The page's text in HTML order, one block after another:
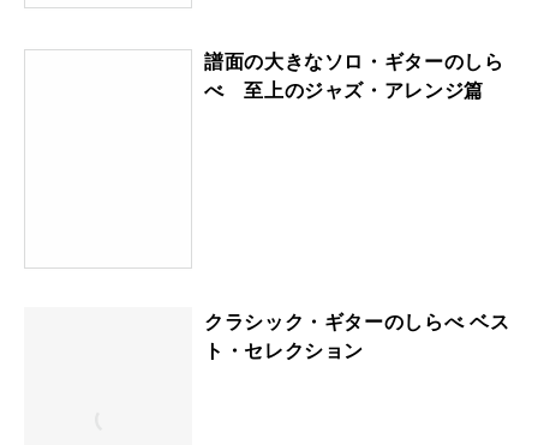
譜面の大きなソロ・ギターのしら
べ 至上のジャズ・アレンジ篇
クラシック・ギターのしらべ ベス
ト・セレクション